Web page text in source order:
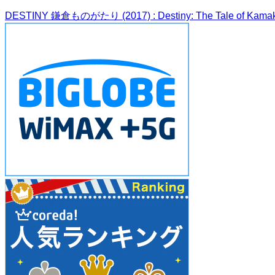
DESTINY 鎌倉ものがたり (2017) : Destiny: The Tale of